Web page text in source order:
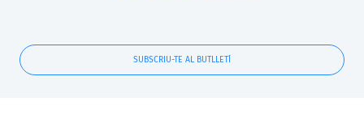
SUBSCRIU-TE AL BUTLLETÍ